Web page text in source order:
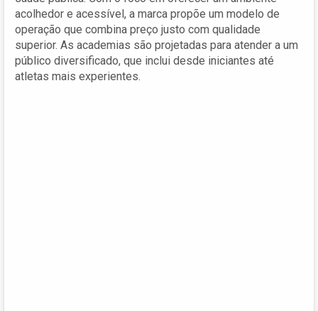
acolhedor e acessível, a marca propõe um modelo de
operação que combina preço justo com qualidade
superior. As academias são projetadas para atender a um
público diversificado, que inclui desde iniciantes até
atletas mais experientes.